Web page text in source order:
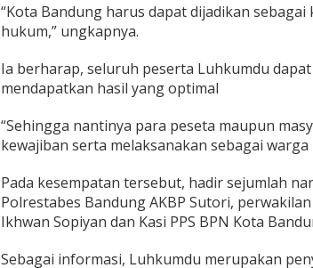
“Kota Bandung harus dapat dijadikan
hukum,” ungkapnya.
Ia berharap, seluruh peserta Luhkumdu
mendapatkan hasil yang optimal
“Sehingga nantinya para peseta maupun
kewajiban serta melaksanakan sebagai
Pada kesempatan tersebut, hadir sejumlah
Polrestabes Bandung AKBP Sutori,
Ikhwan Sopiyan dan Kasi PPS BPN Kota
Sebagai informasi, Luhkumdu merupakan